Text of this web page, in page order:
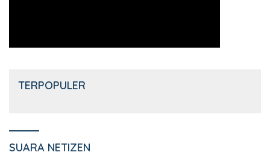
TERPOPULER
SUARA NETIZEN